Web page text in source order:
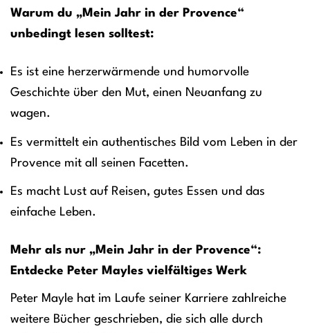
Warum du „Mein Jahr in der Provence“
unbedingt lesen solltest:
Es ist eine herzerwärmende und humorvolle
Geschichte über den Mut, einen Neuanfang zu
wagen.
Es vermittelt ein authentisches Bild vom Leben in der
Provence mit all seinen Facetten.
Es macht Lust auf Reisen, gutes Essen und das
einfache Leben.
Mehr als nur „Mein Jahr in der Provence“:
Entdecke Peter Mayles vielfältiges Werk
Peter Mayle hat im Laufe seiner Karriere zahlreiche
weitere Bücher geschrieben, die sich alle durch